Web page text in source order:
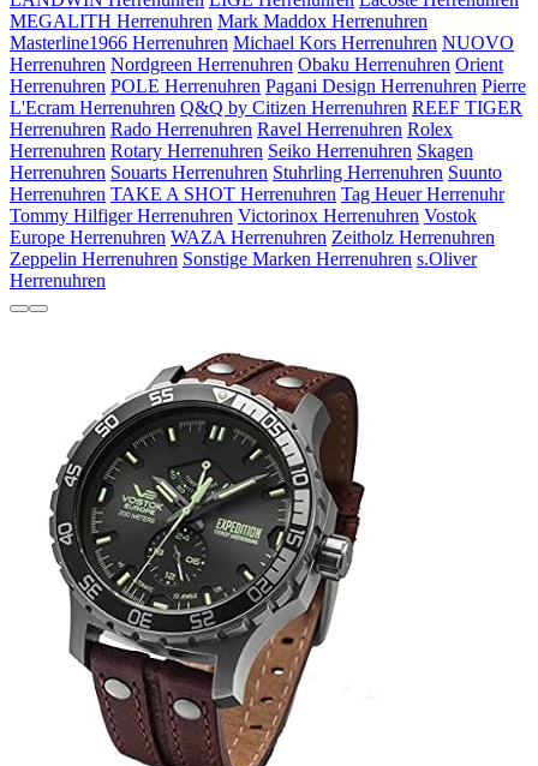
MEGALITH Herrenuhren Mark Maddox Herrenuhren
Masterline1966 Herrenuhren Michael Kors Herrenuhren NUOVO
Herrenuhren Nordgreen Herrenuhren Obaku Herrenuhren Orient
Herrenuhren POLE Herrenuhren Pagani Design Herrenuhren Pierre
L'Ecram Herrenuhren Q&Q by Citizen Herrenuhren REEF TIGER
Herrenuhren Rado Herrenuhren Ravel Herrenuhren Rolex
Herrenuhren Rotary Herrenuhren Seiko Herrenuhren Skagen
Herrenuhren Souarts Herrenuhren Stuhrling Herrenuhren Suunto
Herrenuhren TAKE A SHOT Herrenuhren Tag Heuer Herrenuhr
Tommy Hilfiger Herrenuhren Victorinox Herrenuhren Vostok
Europe Herrenuhren WAZA Herrenuhren Zeitholz Herrenuhren
Zeppelin Herrenuhren Sonstige Marken Herrenuhren s.Oliver
Herrenuhren